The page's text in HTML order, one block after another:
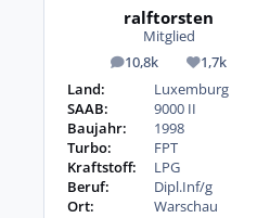
ralftorsten
Mitglied
10,8k
Beiträge 1,7k
Reputation
Land:
Luxemburg
SAAB:
9000 II
Baujahr:
1998
Turbo:
FPT
Kraftstoff:
LPG
Beruf:
Dipl.Inf/g
Ort:
Warschau